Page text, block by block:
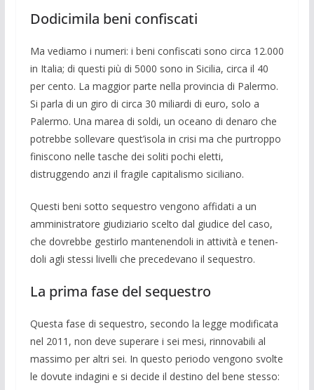
Dodicimila beni confiscati
Ma vediamo i numeri: i beni confiscati sono circa 12.000
in Italia; di questi più di 5000 sono in Sicilia, circa il 40
per cento. La maggior parte nella provincia di Paler­mo.
Si parla di un giro di circa 30 miliardi di euro, solo a
Palermo. Una marea di sol­di, un oceano di denaro che
potrebbe sol­levare quest’isola in crisi ma che purtrop­po
finiscono nelle tasche dei soliti pochi eletti,
distruggendo anzi il fragile capitali­smo siciliano.
Questi beni sotto sequestro vengono af­fidati a un
amministratore giudiziario scelto dal giudice del caso,
che dovrebbe gestirlo mantenendoli in attività e tenen­
doli agli stessi livelli che precedevano il sequestro.
La prima fase del sequestro
Questa fase di sequestro, se­condo la legge modificata
nel 2011, non deve supe­rare i sei mesi, rinnovabili al
massimo per altri sei. In questo periodo ven­gono svolte
le dovute indagini e si decide il destino del bene stesso: